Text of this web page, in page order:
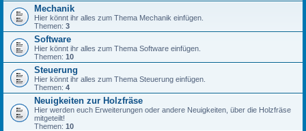
Mechanik
Hier könnt ihr alles zum Thema Mechanik einfügen.
Themen: 3
Software
Hier könnt ihr alles zum Thema Software einfügen.
Themen: 10
Steuerung
Hier könnt ihr alles zum Thema Steuerung einfügen.
Themen: 4
Neuigkeiten zur Holzfräse
Hier werden euch Erweiterungen oder andere Neuigkeiten, über die Holzfräse
mitgeteilt!
Themen: 10